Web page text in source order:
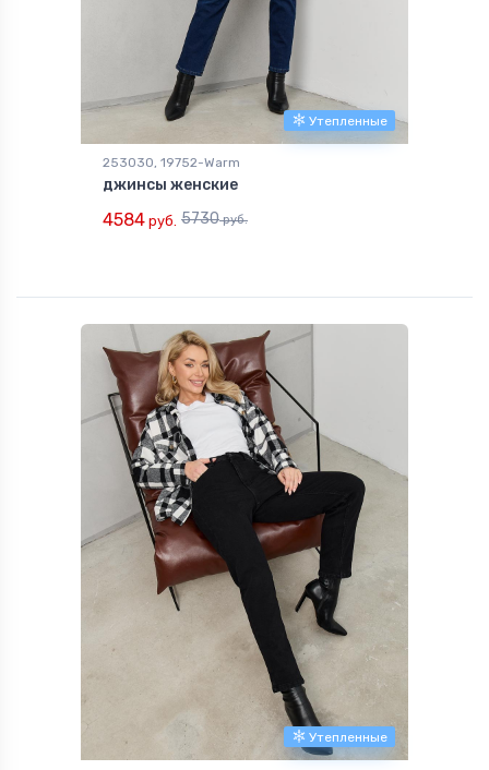
Утепленные
253030, 19752-Warm
джинсы женские
4584 руб. 5730руб.
Утепленные